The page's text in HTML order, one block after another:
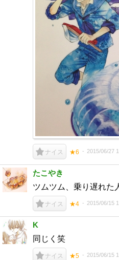
ナイス ★6 2015/06/27
たこやき
ツムツム、乗り遅れた
ナイス ★4 2015/06/15
K
同じく笑
ナイス ★5 2015/06/15